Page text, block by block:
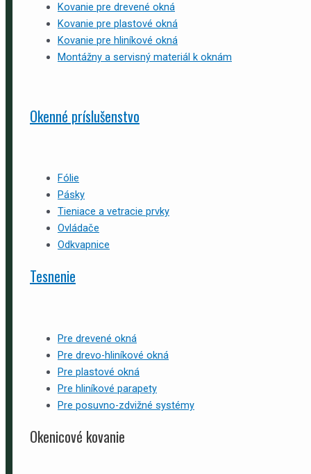
Kovanie pre drevené okná
Kovanie pre plastové okná
Kovanie pre hliníkové okná
Montážny a servisný materiál k oknám
Okenné príslušenstvo
Fólie
Pásky
Tieniace a vetracie prvky
Ovládače
Odkvapnice
Tesnenie
Pre drevené okná
Pre drevo-hliníkové okná
Pre plastové okná
Pre hliníkové parapety
Pre posuvno-zdvižné systémy
Okenicové kovanie